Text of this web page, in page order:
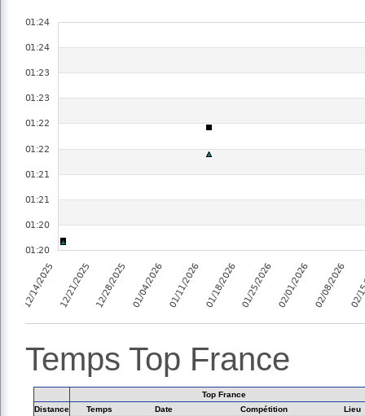
Temps Top France
Top France
Distance
Temps Date Compétition
Lieu